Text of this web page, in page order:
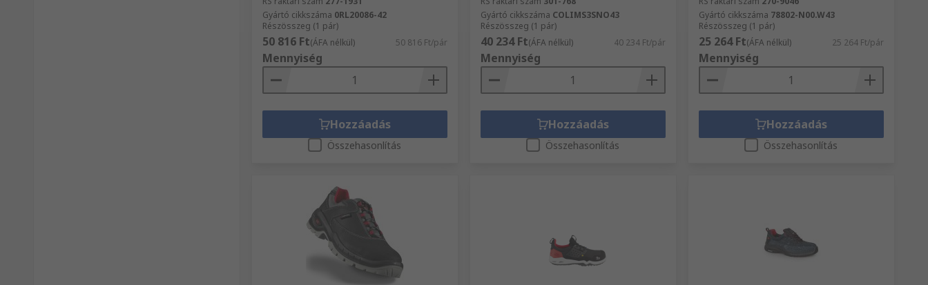
Gyártó cikkszáma 0RL20086-42
Részösszeg (1 pár)
50 816 Ft(ÁFA nélkül) 50 816 Ft/pár
Mennyiség
Hozzáadás
Összehasonlítás
Gyártó cikkszáma COLIMS3SNO43
Részösszeg (1 pár)
40 234 Ft(ÁFA nélkül) 40 234 Ft/pár
Mennyiség
Hozzáadás
Összehasonlítás
Gyártó cikkszáma 78802-N00.W43
Részösszeg (1 pár)
25 264 Ft(ÁFA nélkül) 25 264 Ft/pár
Mennyiség
Hozzáadás
Összehasonlítás